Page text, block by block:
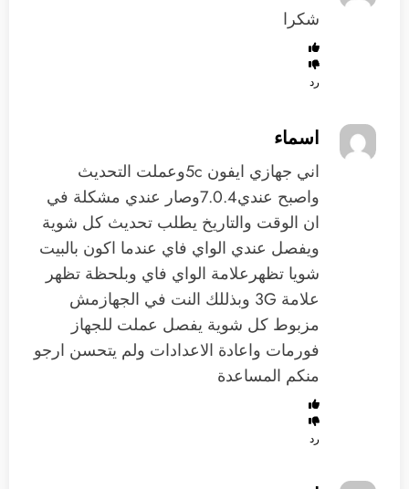
شكرا
رد
اسماء
اني جهازي ايفون 5cوعملت التحديث
واصبح عندي7.0.4وصار عندي مشكلة في
ان الوقت والتاريخ يطلب تحديث كل شوية
ويفصل عندي الواي فاي عندما اكون بالبيت
شويا تظهرعلامة الواي فاي وبلحظة تظهر
علامة 3G وبذللك النت في الجهازمش
مزبوط كل شوية يفصل عملت للجهاز
فورمات واعادة الاعدادات ولم يتحسن ارجو
منكم المساعدة
رد